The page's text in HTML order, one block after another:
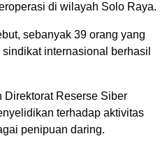
di wilayah Solo Raya.
sebanyak 39 orang yang
internasional berhasil
Direktorat Reserse Siber
terhadap aktivitas
penipuan daring.